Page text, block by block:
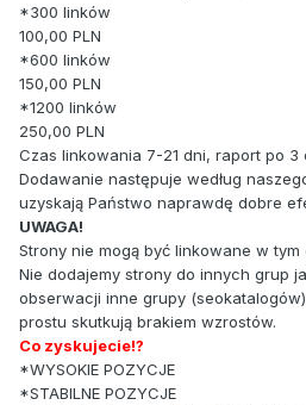
*300 linków
100,00 PLN
*600 linków
150,00 PLN
*1200 linków
250,00 PLN
Czas linkowania 7-21 dni, raport po 3
Dodawanie następuje według
uzyskają Państwo naprawdę dobre
UWAGA!
Strony nie mogą być linkowane w
Nie dodajemy strony do innych grup
obserwacji inne grupy
prostu skutkują brakiem wzrostów.
Co zyskujecie!?
*WYSOKIE POZYCJE
*STABILNE POZYCJE